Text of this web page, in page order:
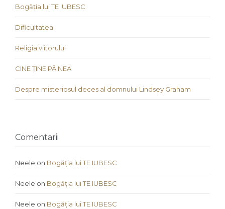
Bogăția lui TE IUBESC
Dificultatea
Religia viitorului
CINE ȚINE PÂINEA
Despre misteriosul deces al domnului Lindsey Graham
Comentarii
Neele on Bogăția lui TE IUBESC
Neele on Bogăția lui TE IUBESC
Neele on Bogăția lui TE IUBESC